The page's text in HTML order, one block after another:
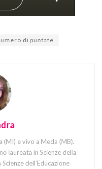
di puntate
e vivo a Meda (MB).
laureata in Scienze della
dell'Educazione